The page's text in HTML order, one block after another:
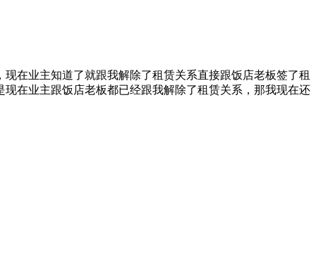
在业主知道了就跟我解除了租赁关系直接跟饭店老板签了租
在业主跟饭店老板都已经跟我解除了租赁关系，那我现在还